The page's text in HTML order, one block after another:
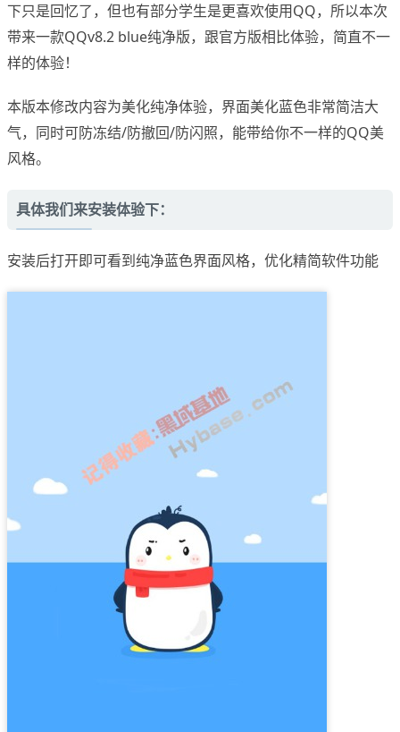
下只是回忆了，但也有部分学生是更喜欢使用QQ，所以本次
带来一款QQv8.2 blue纯净版，跟官方版相比体验，简直不一
样的体验！
本版本修改内容为美化纯净体验，界面美化蓝色非常简洁大
气，同时可防冻结/防撤回/防闪照，能带给你不一样的QQ美
风格。
具体我们来安装体验下：
安装后打开即可看到纯净蓝色界面风格，优化精简软件功能